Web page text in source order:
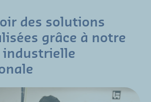
des solutions
grâce à notre
industrielle